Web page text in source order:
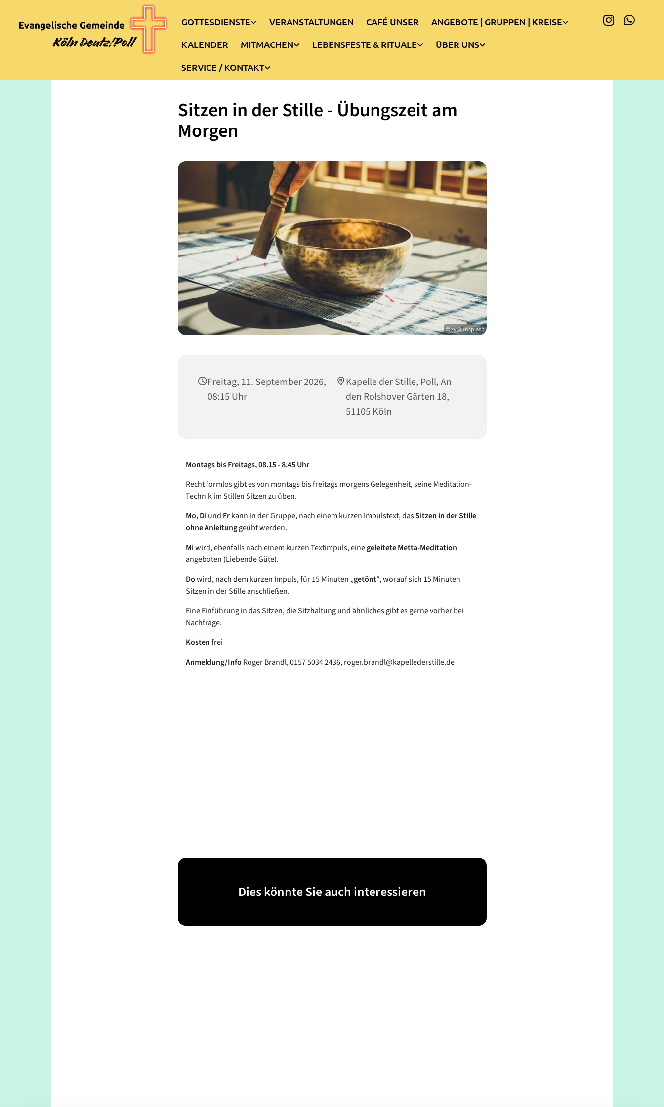
GOTTESDIENSTE VERANSTALTUNGEN CAFÉ UNSER
ANGEBOTE | GRUPPEN | KREISE
KALENDER
MITMACHEN LEBENSFESTE & RITUALE
ÜBER UNS
SERVICE / KONTAKT
Sitzen in der Stille - Übungszeit am
Morgen
© xy@unsplash
Freitag, 11. September 2026,
08:15 Uhr
Kapelle der Stille, Poll, An
den Rolshover Gärten 18,
51105 Köln
Montags bis Freitags, 08.15 - 8.45 Uhr
Recht formlos gibt es von montags bis freitags morgens Gelegenheit, seine Meditation-
Technik im Stillen Sitzen zu üben.
Mo, Diund Frkann in der Gruppe, nach einem kurzen Impulstext, dasSitzen in der Stille
ohne Anleitunggeübt werden.
Miwird, ebenfalls nach einem kurzen Textimpuls, einegeleitete Metta-Meditation
angeboten (Liebende Güte).
Dowird, nach dem kurzen Impuls, für 15 Minuten „getönt“, worauf sich 15 Minuten
Sitzen in der Stille anschließen.
Eine Einführung in das Sitzen, die Sitzhaltung und ähnliches gibt es gerne vorher bei
Nachfrage.
Kostenfrei
Anmeldung/Info Roger Brandl, 0157 5034 2436, roger.brandl@kapellederstille.de
Dies könnte Sie auch interessieren